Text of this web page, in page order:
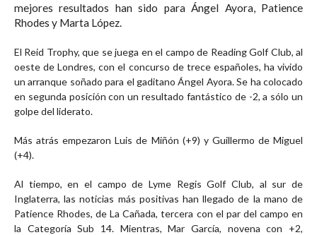
mejores resultados han sido para Ángel Ayora, Patience
Rhodes y Marta López.
El Reid Trophy, que se juega en el campo de Reading Golf Club, al
oeste de Londres, con el concurso de trece españoles, ha vivido
un arranque soñado para el gaditano Ángel Ayora. Se ha colocado
en segunda posición con un resultado fantástico de -2, a sólo un
golpe del liderato.
Más atrás empezaron Luis de Miñón (+9) y Guillermo de Miguel
(+4).
Al tiempo, en el campo de Lyme Regis Golf Club, al sur de
Inglaterra, las noticias más positivas han llegado de la mano de
Patience Rhodes, de La Cañada, tercera con el par del campo en
la Categoría Sub 14. Mientras, Mar García, novena con +2,